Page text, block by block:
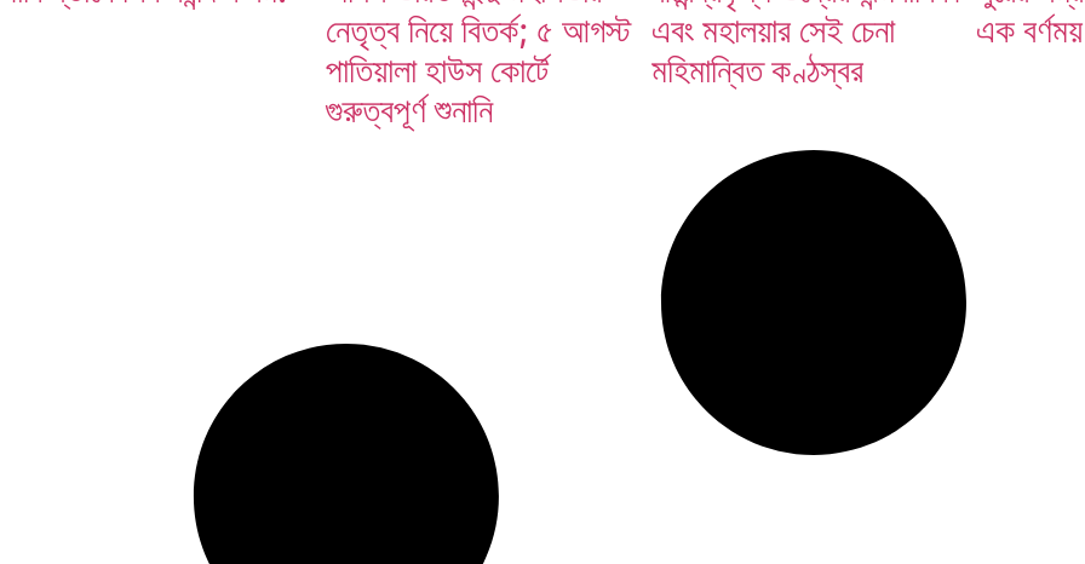
নেতৃত্ব নিয়ে বিতর্ক; ৫ আগস্ট
পাতিয়ালা হাউস কোর্টে
গুরুত্বপূর্ণ শুনানি
এবং মহালয়ার সেই চেনা
মহিমান্বিত কণ্ঠস্বর
এক